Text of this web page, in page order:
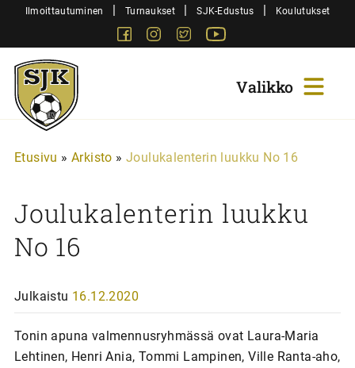
SiirryIlmoittautuminen | Turnaukset | SJK-Edustus | Koulutukset
FacebookInstagram
Twitter
Sjk-
Juniorit
Etusivu » Arkisto » Joulukalenterin luukku No 16
Joulukalenterin luukku
No 16
Julkaistu 16.12.2020
Tonin apuna valmennusryhmässä ovat Laura-Maria
Lehtinen, Henri Ania, Tommi Lampinen, Ville Ranta-aho,